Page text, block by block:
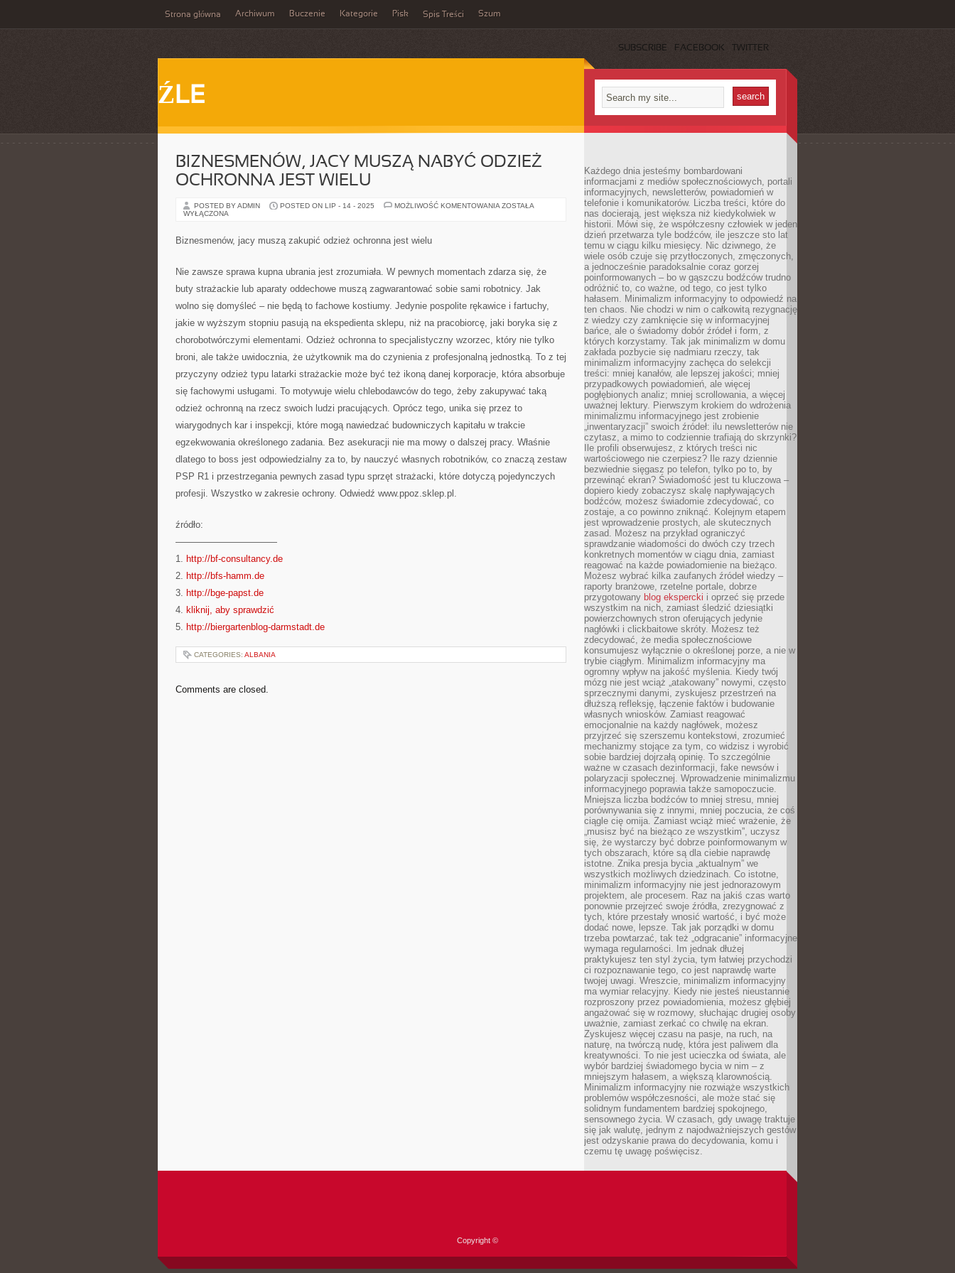
Strona główna Archiwum Buczenie Kategorie Pisk Spis Treści Szum
SUBSCRIBE FACEBOOK TWITTER
ŹLE
BIZNESMENÓW, JACY MUSZĄ NABYĆ ODZIEŻ
OCHRONNA JEST WIELU
POSTED BY ADMIN POSTED ON LIP - 14 - 2025 MOŻLIWOŚĆ KOMENTOWANIA BIZNESMENÓW,
ZOSTAŁA
WYŁĄCZONA
Biznesmenów, jacy muszą zakupić odzież ochronna jest wielu
Nie zawsze sprawa kupna ubrania jest zrozumiała. W pewnych momentach zdarza się, że
buty strażackie lub aparaty oddechowe muszą zagwarantować sobie sami robotnicy. Jak
wolno się domyśleć – nie będą to fachowe kostiumy. Jedynie pospolite rękawice i fartuchy,
jakie w wyższym stopniu pasują na ekspedienta sklepu, niż na pracobiorcę, jaki boryka się z
chorobotwórczymi elementami. Odzież ochronna to specjalistyczny wzorzec, który nie tylko
broni, ale także uwidocznia, że użytkownik ma do czynienia z profesjonalną jednostką. To z tej
przyczyny odzież typu latarki strażackie może być też ikoną danej korporacje, która absorbuje
się fachowymi usługami. To motywuje wielu chlebodawców do tego, żeby zakupywać taką
odzież ochronną na rzecz swoich ludzi pracujących. Oprócz tego, unika się przez to
wiarygodnych kar i inspekcji, które mogą nawiedzać budowniczych kapitału w trakcie
egzekwowania określonego zadania. Bez asekuracji nie ma mowy o dalszej pracy. Właśnie
dlatego to boss jest odpowiedzialny za to, by nauczyć własnych robotników, co znaczą zestaw
PSP R1 i przestrzegania pewnych zasad typu sprzęt strażacki, które dotyczą pojedynczych
profesji. Wszystko w zakresie ochrony. Odwiedź www.ppoz.sklep.pl.
źródło:
———————————
1. http://bf-consultancy.de
2. http://bfs-hamm.de
3. http://bge-papst.de
4. kliknij, aby sprawdzić
5. http://biergartenblog-darmstadt.de
CATEGORIES: ALBANIA
Comments are closed.
Każdego dnia jesteśmy bombardowani
informacjami z mediów społecznościowych, portali
informacyjnych, newsletterów, powiadomień w
telefonie i komunikatorów. Liczba treści, które do
nas docierają, jest większa niż kiedykolwiek w
historii. Mówi się, że współczesny człowiek w jeden
dzień przetwarza tyle bodźców, ile jeszcze sto lat
temu w ciągu kilku miesięcy. Nic dziwnego, że
wiele osób czuje się przytłoczonych, zmęczonych,
a jednocześnie paradoksalnie coraz gorzej
poinformowanych – bo w gąszczu bodźców trudno
odróżnić to, co ważne, od tego, co jest tylko
hałasem. Minimalizm informacyjny to odpowiedź na
ten chaos. Nie chodzi w nim o całkowitą rezygnację
z wiedzy czy zamknięcie się w informacyjnej
bańce, ale o świadomy dobór źródeł i form, z
których korzystamy. Tak jak minimalizm w domu
zakłada pozbycie się nadmiaru rzeczy, tak
minimalizm informacyjny zachęca do selekcji
treści: mniej kanałów, ale lepszej jakości; mniej
przypadkowych powiadomień, ale więcej
pogłębionych analiz; mniej scrollowania, a więcej
uważnej lektury. Pierwszym krokiem do wdrożenia
minimalizmu informacyjnego jest zrobienie
„inwentaryzacji” swoich źródeł: ilu newsletterów nie
czytasz, a mimo to codziennie trafiają do skrzynki?
Ile profili obserwujesz, z których treści nic
wartościowego nie czerpiesz? Ile razy dziennie
bezwiednie sięgasz po telefon, tylko po to, by
przewinąć ekran? Świadomość jest tu kluczowa –
dopiero kiedy zobaczysz skalę napływających
bodźców, możesz świadomie zdecydować, co
zostaje, a co powinno zniknąć. Kolejnym etapem
jest wprowadzenie prostych, ale skutecznych
zasad. Możesz na przykład ograniczyć
sprawdzanie wiadomości do dwóch czy trzech
konkretnych momentów w ciągu dnia, zamiast
reagować na każde powiadomienie na bieżąco.
Możesz wybrać kilka zaufanych źródeł wiedzy –
raporty branżowe, rzetelne portale, dobrze
przygotowany blog ekspercki i oprzeć się przede
wszystkim na nich, zamiast śledzić dziesiątki
powierzchownych stron oferujących jedynie
nagłówki i clickbaitowe skróty. Możesz też
zdecydować, że media społecznościowe
konsumujesz wyłącznie o określonej porze, a nie w
trybie ciągłym. Minimalizm informacyjny ma
ogromny wpływ na jakość myślenia. Kiedy twój
mózg nie jest wciąż „atakowany” nowymi, często
sprzecznymi danymi, zyskujesz przestrzeń na
dłuższą refleksję, łączenie faktów i budowanie
własnych wniosków. Zamiast reagować
emocjonalnie na każdy nagłówek, możesz
przyjrzeć się szerszemu kontekstowi, zrozumieć
mechanizmy stojące za tym, co widzisz i wyrobić
sobie bardziej dojrzałą opinię. To szczególnie
ważne w czasach dezinformacji, fake newsów i
polaryzacji społecznej. Wprowadzenie minimalizmu
informacyjnego poprawia także samopoczucie.
Mniejsza liczba bodźców to mniej stresu, mniej
porównywania się z innymi, mniej poczucia, że coś
ciągle cię omija. Zamiast wciąż mieć wrażenie, że
„musisz być na bieżąco ze wszystkim”, uczysz
się, że wystarczy być dobrze poinformowanym w
tych obszarach, które są dla ciebie naprawdę
istotne. Znika presja bycia „aktualnym” we
wszystkich możliwych dziedzinach. Co istotne,
minimalizm informacyjny nie jest jednorazowym
projektem, ale procesem. Raz na jakiś czas warto
ponownie przejrzeć swoje źródła, zrezygnować z
tych, które przestały wnosić wartość, i być może
dodać nowe, lepsze. Tak jak porządki w domu
trzeba powtarzać, tak też „odgracanie” informacyjne
wymaga regularności. Im jednak dłużej
praktykujesz ten styl życia, tym łatwiej przychodzi
ci rozpoznawanie tego, co jest naprawdę warte
twojej uwagi. Wreszcie, minimalizm informacyjny
ma wymiar relacyjny. Kiedy nie jesteś nieustannie
rozproszony przez powiadomienia, możesz głębiej
angażować się w rozmowy, słuchając drugiej osoby
uważnie, zamiast zerkać co chwilę na ekran.
Zyskujesz więcej czasu na pasje, na ruch, na
naturę, na twórczą nudę, która jest paliwem dla
kreatywności. To nie jest ucieczka od świata, ale
wybór bardziej świadomego bycia w nim – z
mniejszym hałasem, a większą klarownością.
Minimalizm informacyjny nie rozwiąże wszystkich
problemów współczesności, ale może stać się
solidnym fundamentem bardziej spokojnego,
sensownego życia. W czasach, gdy uwagę traktuje
się jak walutę, jednym z najodważniejszych gestów
jest odzyskanie prawa do decydowania, komu i
czemu tę uwagę poświęcisz.
Copyright ©